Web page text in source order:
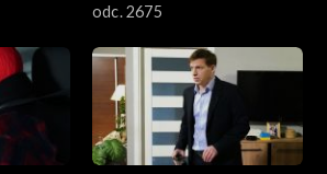
odc. 2675